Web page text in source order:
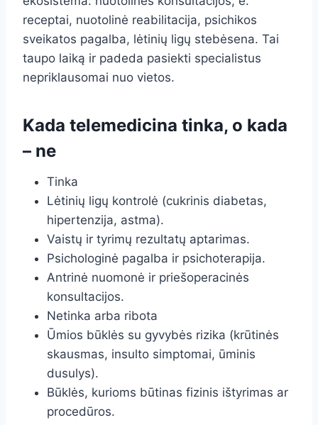
receptai, nuotolinė reabilitacija, psichikos
sveikatos pagalba, lėtinių ligų stebėsena. Tai
taupo laiką ir padeda pasiekti specialistus
nepriklausomai nuo vietos.
Kada telemedicina tinka, o kada
– ne
Tinka
Lėtinių ligų kontrolė (cukrinis diabetas,
hipertenzija, astma).
Vaistų ir tyrimų rezultatų aptarimas.
Psichologinė pagalba ir psichoterapija.
Antrinė nuomonė ir priešoperacinės
konsultacijos.
Netinka arba ribota
Ūmios būklės su gyvybės rizika (krūtinės
skausmas, insulto simptomai, ūminis
dusulys).
Būklės, kurioms būtinas fizinis ištyrimas ar
procedūros.